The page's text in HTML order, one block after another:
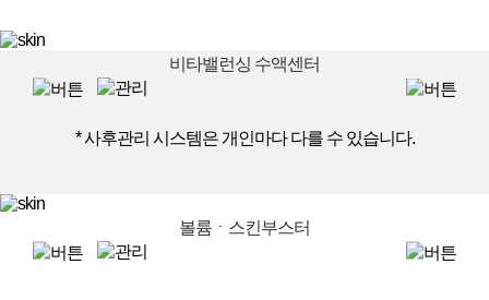
비타밸런싱 수액센터
볼륨ㆍ스킨부스터
* 사후관리 시스템은 개인마다 다를 수 있습니다.